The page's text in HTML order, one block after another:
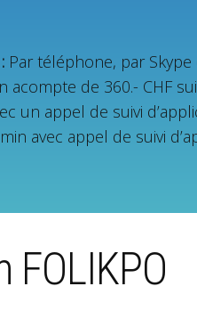
Par téléphone, par
acompte de 360.- CHF
un appel de suivi
avec appel de suivi